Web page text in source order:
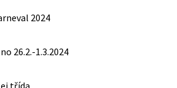
2024
26.2.-1.3.2024
třída